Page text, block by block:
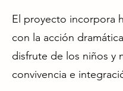
El proyecto incorpora
con la acción
disfrute de los niños y
convivencia e